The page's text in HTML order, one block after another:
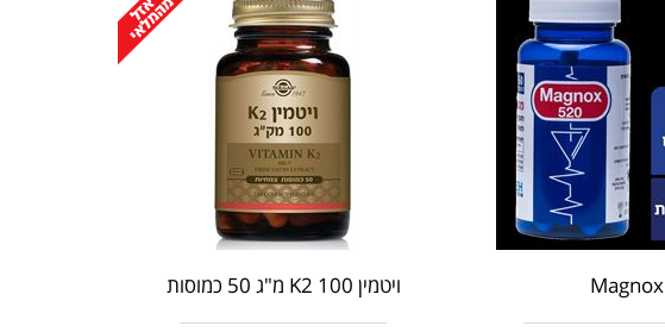
Magnox ויטמין K2 100 מ"ג 50 כמוסות